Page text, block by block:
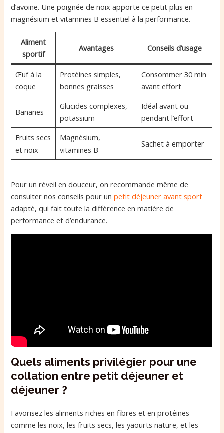
d’avoine. Une poignée de noix apporte ce petit plus en
magnésium et vitamines B essentiel à la performance.
Aliment
sportif
Avantages Conseils d’usage
Œuf à la
coque
Protéines simples,
bonnes graisses
Consommer 30 min
avant effort
Bananes
Glucides complexes,
potassium
Idéal avant ou
pendant l’effort
Fruits secs
et noix
Magnésium,
vitamines B
Sachet à emporter
Pour un réveil en douceur, on recommande même de
consulter nos conseils pour unpetit déjeuner avant sport
adapté, qui fait toute la différence en matière de
performance et d’endurance.
Quels aliments privilégier pour une
collation entre petit déjeuner et
déjeuner ?
Favorisez les aliments riches en fibres et en protéines
comme les noix, les fruits secs, les yaourts nature, et les